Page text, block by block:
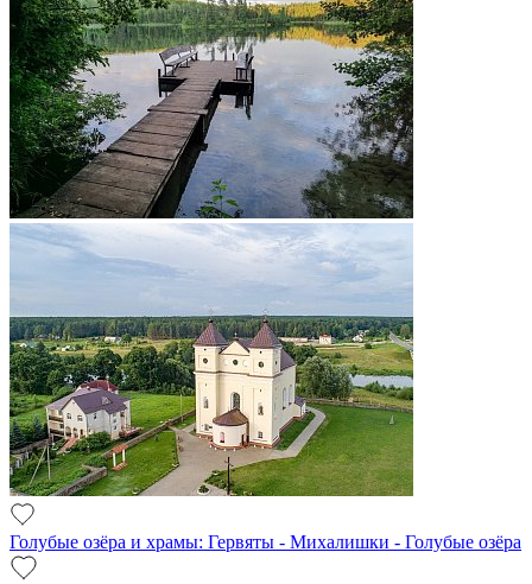
Голубые озёра и храмы: Гервяты - Михалишки - Голубые озёра